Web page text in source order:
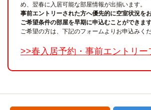
め、翌春に入居可能な部屋情報が出揃います。
事前エントリーされた方へ優先的に空室状況を
ご希望条件の部屋を早期に申込むことができます
ご希望の方は、下記のフォームよりお申込みくだ
>>春入居予約・事前エントリー